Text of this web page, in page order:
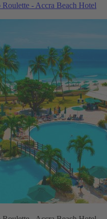
- Accra Beach Hotel